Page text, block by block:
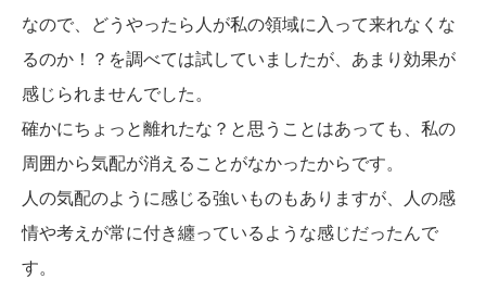
なので、どうやったら人が私の領域に入って来れなくな
るのか！？を調べては試していましたが、あまり効果が
感じられませんでした。
確かにちょっと離れたな？と思うことはあっても、私の
周囲から気配が消えることがなかったからです。
人の気配のように感じる強いものもありますが、人の感
情や考えが常に付き纏っているような感じだったんで
す。